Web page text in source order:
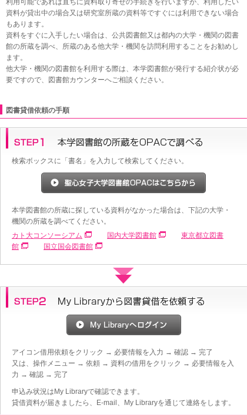
利用可能であれば直ちに資料取り寄せの手続きを行いますが、利用したい
資料が貸出中の場合又は研究室所蔵の資料等ですぐには利用できない場合
もあります。
資料をすぐに入手したい場合は、公共図書館又は都内の大学・機関の図書
館の所蔵を調べ、所蔵のある他大学・機関を訪問利用することをお勧めし
ます。
他大学・機関の図書館を利用する際は、本学図書館が発行する紹介状が必
要ですので、図書館カウンターへご相談ください。
図書貸借依頼の手順
検索ボックスに「書名」を入力して検索してください。
本学図書館の所蔵に探している資料がなかった場合は、下記の大学・
機関の所蔵を調べてください。
カト大コンソーシアム
国内大学図書館
東京都立図書
館
国立国会図書館
アイコン借用依頼をクリック → 必要情報を入力 → 確認 → 完了
又は、操作メニュー → 依頼 → 資料の借用をクリック → 必要情報を入
力 → 確認 → 完了
申込み状況はMy Libraryで確認できます。
貸借資料が届きましたら、E-mail、My Libraryを通じて連絡をします。